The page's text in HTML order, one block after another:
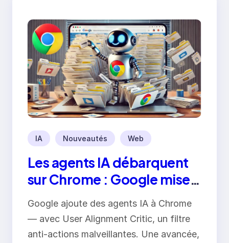
IA Nouveautés Web
Les agents IA débarquent
sur Chrome : Google mise
sur la sécurité pour éviter
les dérives
Google ajoute des agents IA à Chrome
— avec User Alignment Critic, un filtre
anti-actions malveillantes. Une avancée,